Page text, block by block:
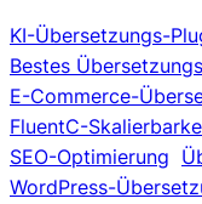
KI-Übersetzungs-
Bestes
E-Commerce-
FluentC-
SEO-Optimierung
WordPress-